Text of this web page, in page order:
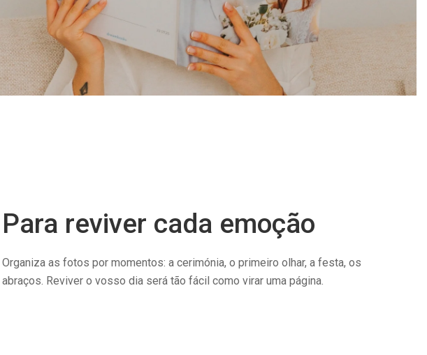
Para reviver cada emoção
Organiza as fotos por momentos: a cerimónia, o primeiro olhar, a festa, os
abraços. Reviver o vosso dia será tão fácil como virar uma página.